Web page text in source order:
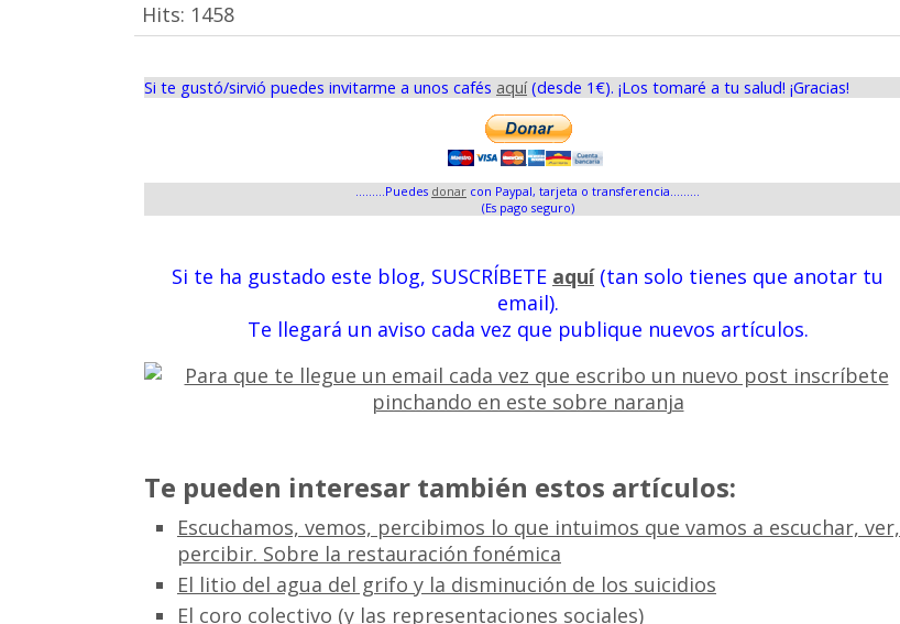
Hits: 1458
Si te gustó/sirvió puedes invitarme a unos cafés aquí(desde 1€). ¡Los tomaré a tu salud! ¡Gracias!
.........Puedes donar con Paypal, tarjeta o transferencia.........
(Es pago seguro)
Si te ha gustado este blog, SUSCRÍBETE aquí(tan solo tienes que anotar tu
email).
Te llegará un aviso cada vez que publique nuevos artículos.
Te pueden interesar también estos artículos:
Escuchamos, vemos, percibimos lo que intuimos que vamos a escuchar, ver,
percibir. Sobre la restauración fonémica
El litio del agua del grifo y la disminución de los suicidios
El coro colectivo (y las representaciones sociales)